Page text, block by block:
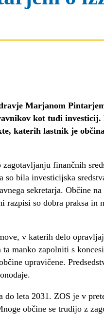
Marjanom
kot tudi investicij.
katerih lastnik je
finančnih
bila investicijska
sekretarja. Občine
so dobra praksa in
v katerih delo
manko zapolniti s
upravičene.
do leta 2031. ZOS je v
občine se trudijo z